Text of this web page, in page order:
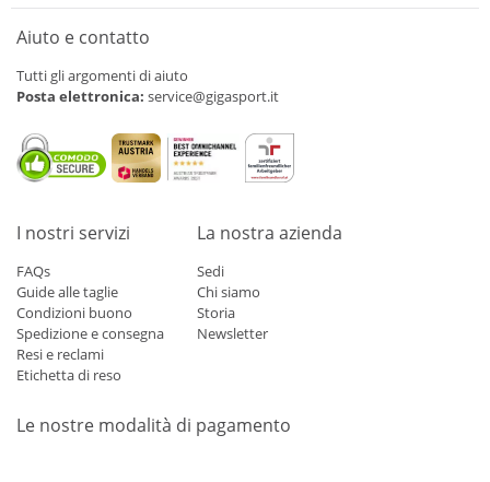
Aiuto e contatto
Tutti gli argomenti di aiuto
Posta elettronica: service@gigasport.it
I nostri servizi
FAQs
Guide alle taglie
Condizioni buono
Spedizione e consegna
Resi e reclami
Etichetta di reso
La nostra azienda
Sedi
Chi siamo
Storia
Newsletter
Le nostre modalità di pagamento